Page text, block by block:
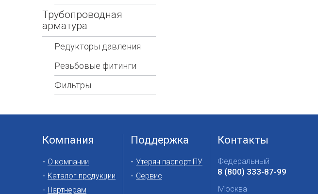
Трубопроводная
арматура
Редукторы давления
Резьбовые фитинги
Фильтры
Компания
О компании
Каталог продукции
Партнерам
Поддержка
Утерян паспорт ПУ
Сервис
Контакты
Федеральный
8 (800) 333-87-99
Москва